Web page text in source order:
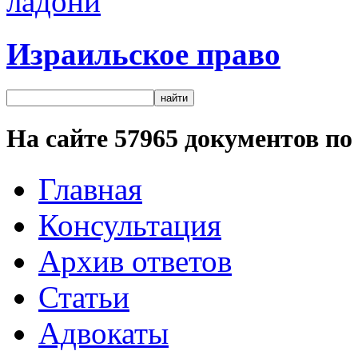
Израильское право
На сайте 57965 документов
Главная
Консультация
Архив ответов
Статьи
Адвокаты